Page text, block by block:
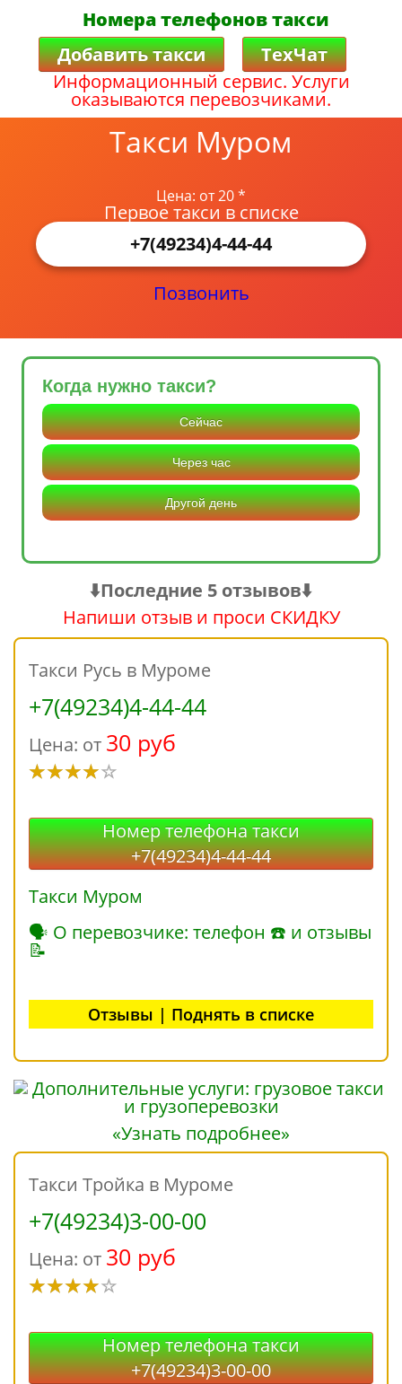
Номера телефонов такси
Добавить такси
ТехЧат
Информационный сервис. Услуги
оказываются перевозчиками.
Такси Муром
Цена: от 20 *
Первое такси в списке
+7(49234)4-44-44
Позвонить
Когда нужно такси?
Сейчас
Через час
Другой день
⬇️Последние 5 отзывов⬇️
Напиши отзыв и проси СКИДКУ
Такси Русь в Муроме
+7(49234)4-44-44
Цена: от 30 руб
Номер телефона такси
+7(49234)4-44-44
Такси Муром
🗣 О перевозчике: телефон ☎ и отзывы
📝
Отзывы | Поднять в списке
«Узнать подробнее»
Такси Тройка в Муроме
+7(49234)3-00-00
Цена: от 30 руб
Номер телефона такси
+7(49234)3-00-00